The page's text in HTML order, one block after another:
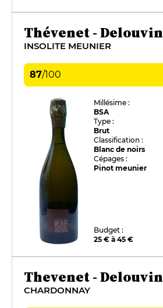
Thévenet - Delouvin
INSOLITE MEUNIER
87/100
Millésime :
BSA
Type :
Brut
Classification :
Blanc de noirs
Cépages :
Pinot meunier
Budget :
25 € à 45 €
Thevenet - Delouvin
CHARDONNAY